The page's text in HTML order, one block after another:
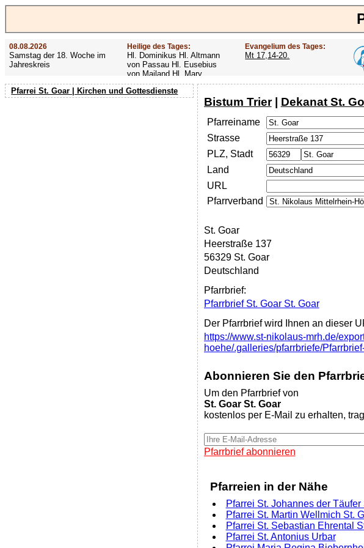
08.08.2026
Samstag der 18. Woche im
Jahreskreis
Heilige des Tages:
Hl. Dominikus Hl. Altmann
von Passau Hl. Eusebius
von Mailand Hl. Mary
MacKillop Hl. Cyriakus Hl.
Hildiger Vierzehn heilige
Nothelfer Hl. Famian Hl.
Evangelium des Tages:
Mt 17,14-20.
Pfarrei St. Goar | Kirchen und Gottesdienste
Bistum Trier| Dekanat St.
Pfarreiname
Strasse
PLZ, Stadt
Land
URL
Pfarrverband
St. Goar
Heerstraße 137
56329 St. Goar
Deutschland
Pfarrbrief:
Pfarrbrief St. Goar St. Goar
Der Pfarrbrief wird Ihnen an dieser
https://www.st-nikolaus-mrh.de/
hoehe/.galleries/pfarrbriefe/
Abonnieren Sie den
Um den Pfarrbrief von
St. Goar St. Goar
kostenlos per E-Mail zu erhalten,
Pfarrbrief abonnieren
Pfarreien in der Nähe
Pfarrei St. Johannes der
Pfarrei St. Martin Wellmich St.
Pfarrei St. Sebastian Ehrental
Pfarrei St. Antonius Urbar